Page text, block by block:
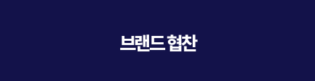
브랜드 협찬